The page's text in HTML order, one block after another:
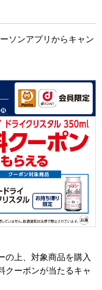
ソンアプリからキャン
の上、対象商品を購入
クーポンが当たるキャ